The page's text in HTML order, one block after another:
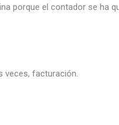
porque el contador se ha
veces, facturación.